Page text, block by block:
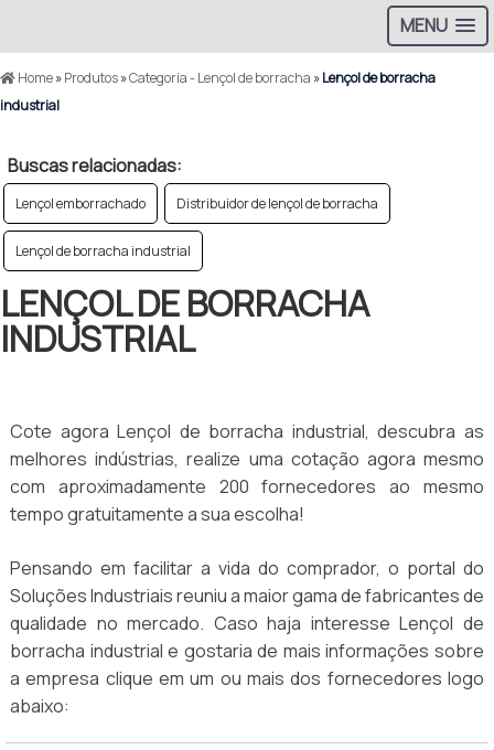
MENU
Home»Produtos»Categoria - Lençol de borracha »Lençol de borracha
industrial
Buscas relacionadas:
Lençol emborrachado Distribuidor de lençol de borracha
Lençol de borracha industrial
LENÇOL DE BORRACHA
INDUSTRIAL
Cote agora Lençol de borracha industrial, descubra as
melhores indústrias, realize uma cotação agora mesmo
com aproximadamente 200 fornecedores ao mesmo
tempo gratuitamente a sua escolha!
Pensando em facilitar a vida do comprador, o portal do
Soluções Industriais reuniu a maior gama de fabricantes de
qualidade no mercado. Caso haja interesse Lençol de
borracha industrial e gostaria de mais informações sobre
a empresa clique em um ou mais dos fornecedores logo
abaixo: